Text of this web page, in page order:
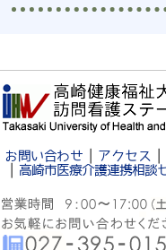
お問い合わせ アクセス
高崎市医療介護連携相談